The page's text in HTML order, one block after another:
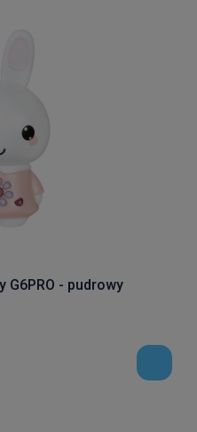
G6PRO - pudrowy